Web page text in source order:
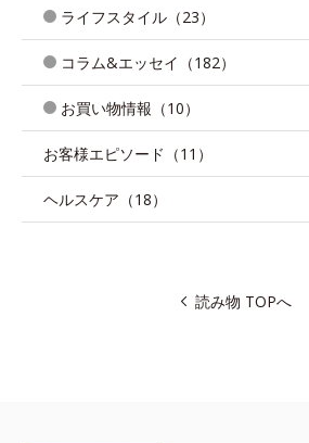
ライフスタイル（23）
コラム&エッセイ（182）
お買い物情報（10）
お客様エピソード（11）
ヘルスケア（18）
読み物 TOPへ